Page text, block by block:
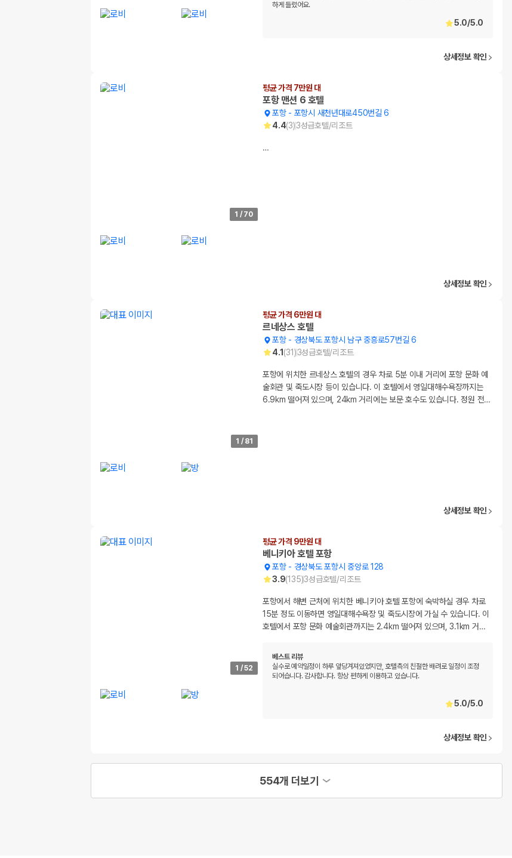
하게 들렸어요.
5.0/5.0
상세정보 확인
1 / 70
평균 가격 7만원 대
포항 맨션 6 호텔
포항- 포항시 새천년대로450번길 6
4.4(3)3성급호텔/리조트
…
상세정보 확인
1 / 81
평균 가격 6만원 대
르네상스 호텔
포항- 경상북도 포항시 남구 중흥로57번길 6
4.1 (31)3성급호텔/리조트
포항에 위치한 르네상스 호텔의 경우 차로 5분 이내 거리에 포항 문화 예
술회관 및 죽도시장 등이 있습니다. 이 호텔에서 영일대해수욕장까지는
6.9km 떨어져 있으며, 24km 거리에는 보문 호수도 있습니다. 정원 전…
상세정보 확인
1 /52
평균 가격 9만원 대
베니키아 호텔 포항
포항- 경상북도 포항시 중앙로 128
3.9(135)3성급호텔/리조트
포항에서 해변 근처에 위치한 베니키아 호텔 포항에 숙박하실 경우 차로
15분 정도 이동하면 영일대해수욕장 및 죽도시장에 가실 수 있습니다. 이
호텔에서 포항 문화 예술회관까지는 2.4km 떨어져 있으며, 3.1km 거…
베스트 리뷰
실수로 예약일정이 하루 앞당겨져있었지만, 호텔측의 친절한 배려로 일정이 조정
되어습니다. 감사합니다. 항상 편하게 이용하고 있습니다.
5.0/5.0
상세정보 확인
554개 더보기